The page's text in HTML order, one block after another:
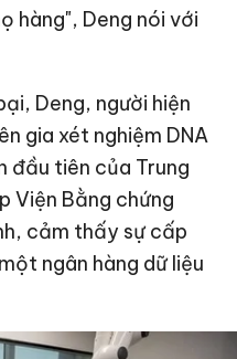
hàng", Deng nói với
Deng, người hiện
gia xét nghiệm DNA
đầu tiên của Trung
Viện Bằng chứng
cảm thấy sự cấp
ngân hàng dữ liệu